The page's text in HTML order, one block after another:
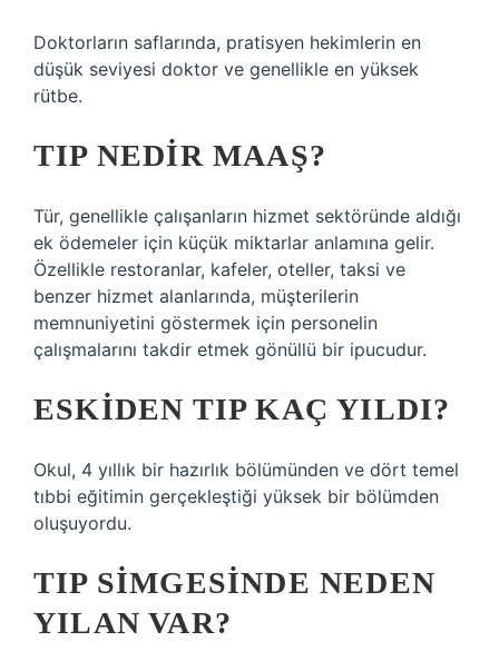
Doktorların saflarında, pratisyen hekimlerin en
düşük seviyesi doktor ve genellikle en yüksek
rütbe.
TIP NEDIR MAAŞ?
Tür, genellikle çalışanların hizmet sektöründe aldığı
ek ödemeler için küçük miktarlar anlamına gelir.
Özellikle restoranlar, kafeler, oteller, taksi ve
benzer hizmet alanlarında, müşterilerin
memnuniyetini göstermek için personelin
çalışmalarını takdir etmek gönüllü bir ipucudur.
ESKIDEN TIP KAÇ YILDI?
Okul, 4 yıllık bir hazırlık bölümünden ve dört temel
tıbbi eğitimin gerçekleştiği yüksek bir bölümden
oluşuyordu.
TIP SIMGESINDE NEDEN
YILAN VAR?